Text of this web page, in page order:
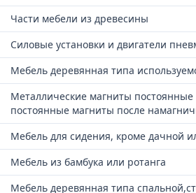
Части мебели из древесины
Силовые установки и двигатели
Мебель деревянная типа
Металлические магниты
постоянные магниты после
Мебель для сидения, кроме дачной
Мебель из бамбука или ротанга
Мебель деревянная типа